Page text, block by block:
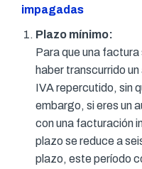
impagadas
Plazo mínimo:
Para que una
haber transcurrido
IVA repercutido, sin
embargo, si eres un
con una facturación
plazo se reduce a
plazo, este período